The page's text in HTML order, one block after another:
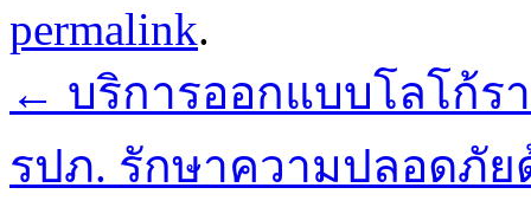
permalink.
← บริการออกแบบโลโก้ร
รปภ. รักษาความปลอดภั